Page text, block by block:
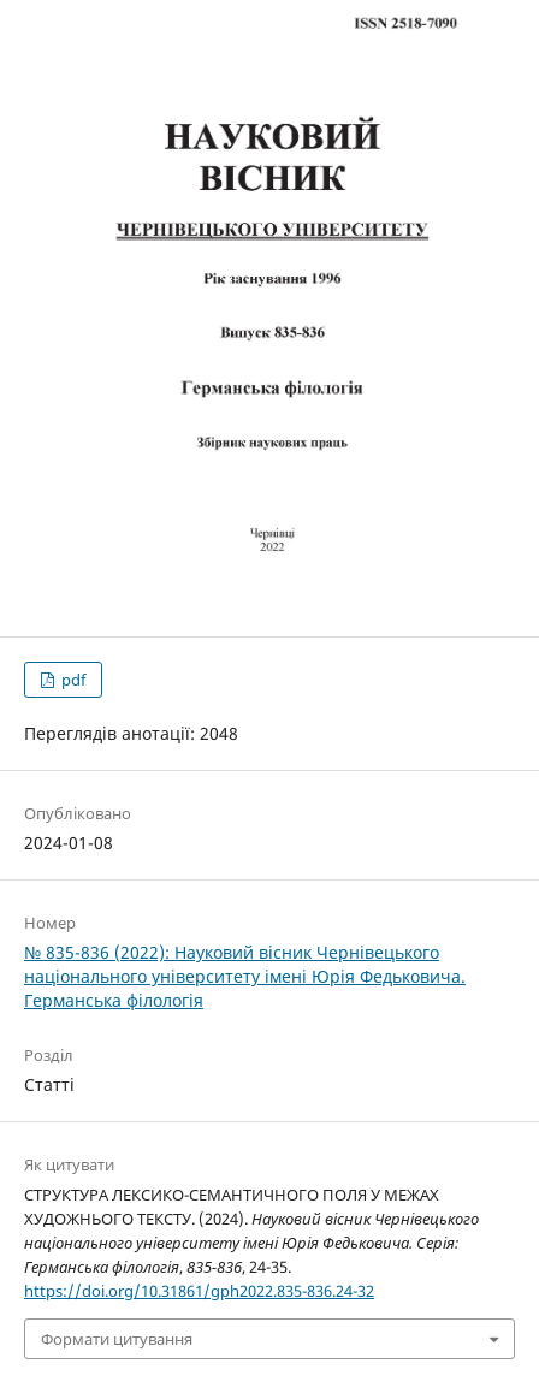
pdf
Переглядів анотації: 2048
Опубліковано
2024-01-08
Номер
№ 835-836 (2022): Науковий вісник Чернівецького
національного університету імені Юрія Федьковича.
Германська філологія
Розділ
Статті
Як цитувати
СТРУКТУРА ЛЕКСИКО-СЕМАНТИЧНОГО ПОЛЯ У МЕЖАХ
ХУДОЖНЬОГО ТЕКСТУ. (2024).Науковий вісник Чернівецького
національного університету імені Юрія Федьковича. Серія:
Германська філологія,835-836, 24-35.
https://doi.org/10.31861/gph2022.835-836.24-32
Формати цитування